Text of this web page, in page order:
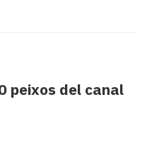
peixos del canal